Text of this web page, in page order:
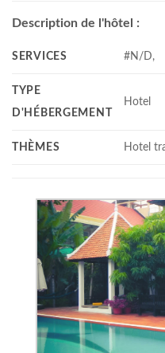
Description de l'hôtel :
SERVICES #N/D,
TYPE
D'HÉBERGEMENT
Hotel
THÈMES Hotel